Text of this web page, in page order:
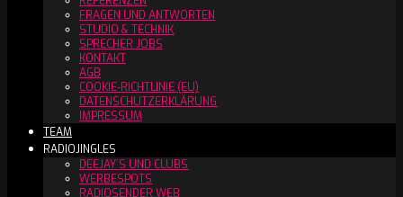
FRAGEN UND ANTWORTEN
STUDIO & TECHNIK
SPRECHER JOBS
KONTAKT
AGB
COOKIE-RICHTLINIE (EU)
DATENSCHUTZERKLÄRUNG
IMPRESSUM
TEAM
RADIOJINGLES
DEEJAY´S UND CLUBS
WERBESPOTS
RADIOSENDER WEB